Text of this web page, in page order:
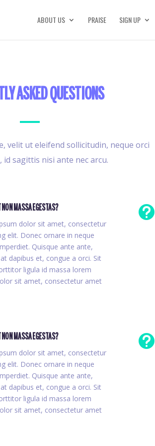
ABOUT US PRAISE SIGN UP
ASKED QUESTIONS
velit ut eleifend sollicitudin, neque orci
sagittis nisi ante nec arcu.
NON MASSA EGESTAS?
dolor sit amet, consectetur
elit. Donec ornare in neque
Quisque ante ante,
dapibus et, congue a orci. Sit
ligula id massa lorem
sit amet, consectetur amet

NON MASSA EGESTAS?
dolor sit amet, consectetur
elit. Donec ornare in neque
Quisque ante ante,
dapibus et, congue a orci. Sit
ligula id massa lorem
sit amet, consectetur amet
